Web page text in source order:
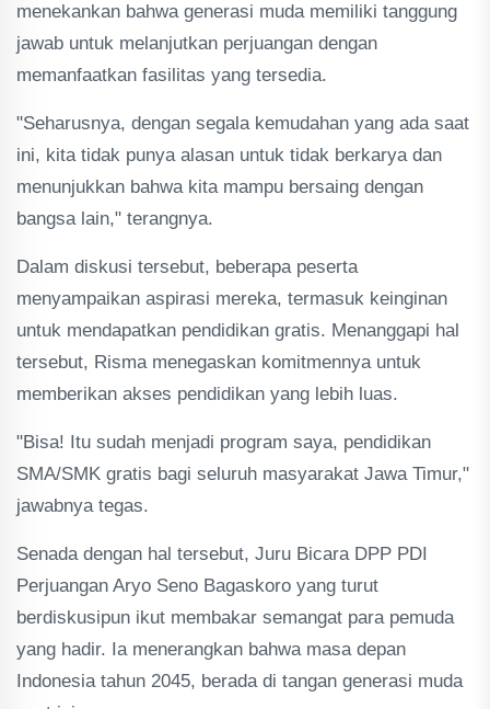
menekankan bahwa generasi muda memiliki tanggung
jawab untuk melanjutkan perjuangan dengan
memanfaatkan fasilitas yang tersedia.
"Seharusnya, dengan segala kemudahan yang ada saat
ini, kita tidak punya alasan untuk tidak berkarya dan
menunjukkan bahwa kita mampu bersaing dengan
bangsa lain," terangnya.
Dalam diskusi tersebut, beberapa peserta
menyampaikan aspirasi mereka, termasuk keinginan
untuk mendapatkan pendidikan gratis. Menanggapi hal
tersebut, Risma menegaskan komitmennya untuk
memberikan akses pendidikan yang lebih luas.
"Bisa! Itu sudah menjadi program saya, pendidikan
SMA/SMK gratis bagi seluruh masyarakat Jawa Timur,"
jawabnya tegas.
Senada dengan hal tersebut, Juru Bicara DPP PDI
Perjuangan Aryo Seno Bagaskoro yang turut
berdiskusipun ikut membakar semangat para pemuda
yang hadir. Ia menerangkan bahwa masa depan
Indonesia tahun 2045, berada di tangan generasi muda